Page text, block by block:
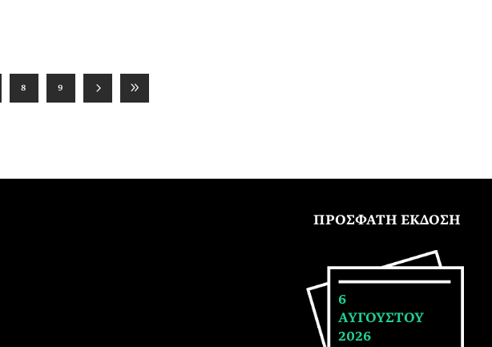
8 9
ΠΡΟΣΦΑΤΗ ΕΚΔΟΣΗ
6
ΑΥΓΟΥΣΤΟΥ
2026